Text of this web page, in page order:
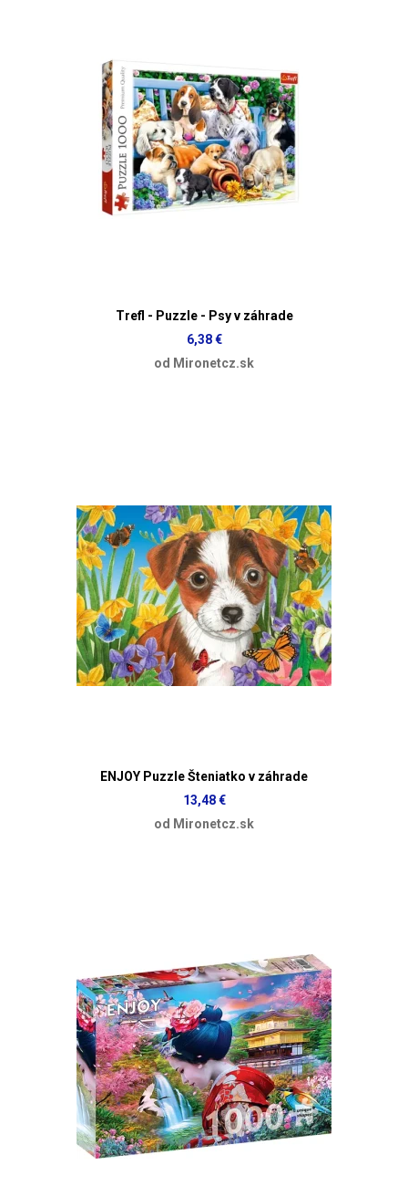
Trefl - Puzzle - Psy v záhrade
6,38 €
od Mironetcz.sk
ENJOY Puzzle Šteniatko v záhrade
13,48 €
od Mironetcz.sk